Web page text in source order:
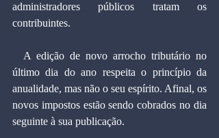
administradores públicos tratam os
contribuintes.
último dia do ano respeita o princípio da
anualidade, mas não o seu espírito. Afinal, os
novos impostos estão sendo cobrados no dia
seguinte à sua publicação.